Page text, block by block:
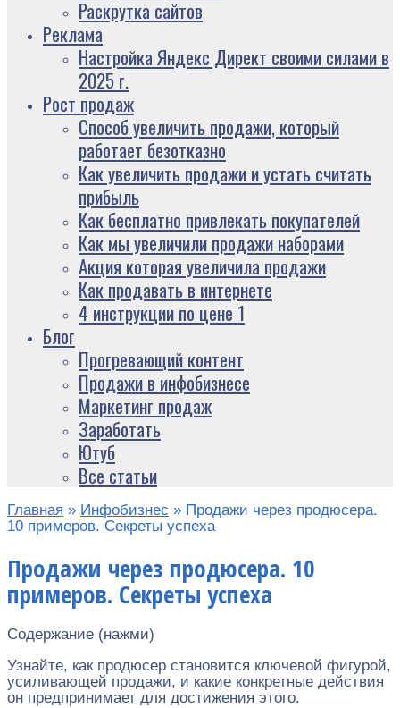
Раскрутка сайтов
Реклама
Настройка Яндекс Директ своими силами в
2025 г.
Рост продаж
Способ увеличить продажи, который
работает безотказно
Как увеличить продажи и устать считать
прибыль
Как бесплатно привлекать покупателей
Как мы увеличили продажи наборами
Акция которая увеличила продажи
Как продавать в интернете
4 инструкции по цене 1
Блог
Прогревающий контент
Продажи в инфобизнесе
Маркетинг продаж
Заработать
Ютуб
Все статьи
Главная » Инфобизнес » Продажи через продюсера.
10 примеров. Секреты успеха
Продажи через продюсера. 10
примеров. Секреты успеха
Содержание (нажми)
Узнайте, как продюсер становится ключевой фигурой,
усиливающей продажи, и какие конкретные действия
он предпринимает для достижения этого.